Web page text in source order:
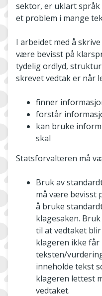
sektor, er uklart
et problem i mange
I arbeidet med å
være bevisst på
tydelig ordlyd,
skrevet vedtak er når
finner
forstår
kan bruke
skal
Statsforvalteren må
Bruk av
må være bevisst
å bruke
klagesaken.
til at vedtaket
klageren ikke får
teksten/
inneholde tekst
klageren lettest
vedtaket.